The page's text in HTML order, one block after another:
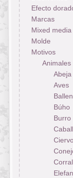
Efecto
Marcas
Mixed media
Molde
Motivos
Animales
Abeja
Aves
Búho
Burro
Corral